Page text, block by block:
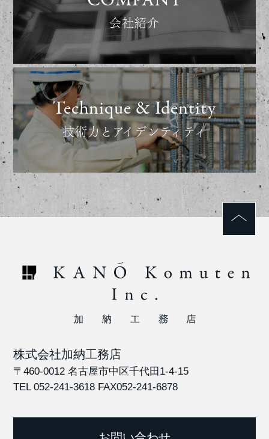
会社紹介
Technique & Identity
技術力とアイデンティティ
株式会社加納工務店
〒460-0012 名古屋市中区千代田1-4-15
TEL 052-241-3618 FAX052-241-6878